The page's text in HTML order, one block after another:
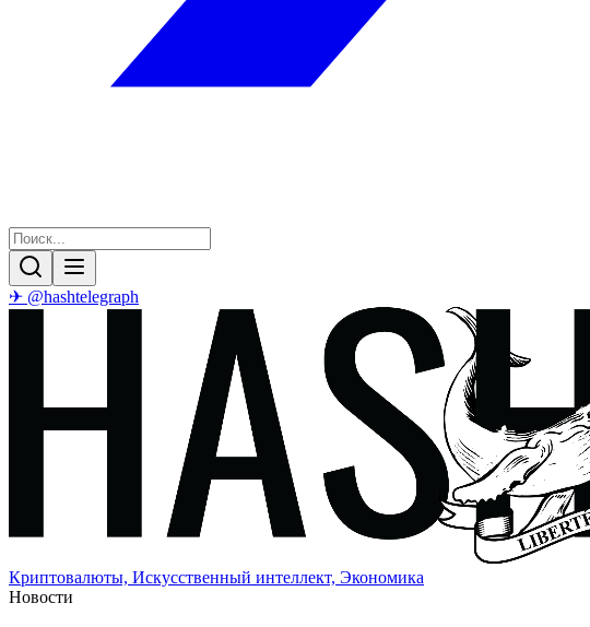
✈ @hashtelegraph
Криптовалюты, Искусственный интеллект, Экономика
Новости